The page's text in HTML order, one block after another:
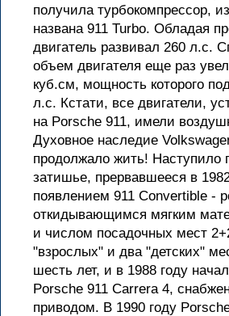
получила турбокомпрессор,
названа 911 Turbo. Обладая
двигатель развивал 260 л.с.
объем двигателя еще раз
куб.см, мощность которого
л.с. Кстати, все двигатели,
на Porsche 911, имели
Духовное наследие
продолжало жить! Наступило
затишье, прервавшееся в
появлением 911 Convertible -
откидывающимся мягким
и числом посадочных мест
"взрослых" и два "детских"
шесть лет, и в 1988 году
Porsche 911 Carrera 4,
приводом. В 1990 году